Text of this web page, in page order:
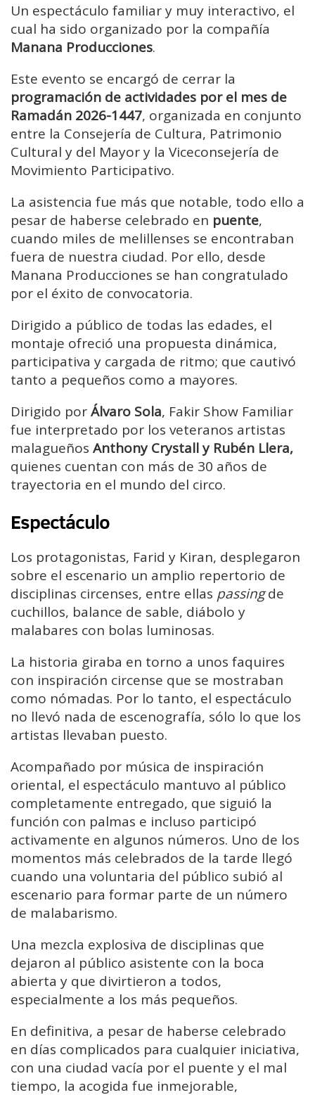
Un espectáculo familiar y muy interactivo, el
cual ha sido organizado por la compañía
Manana Producciones.
Este evento se encargó de cerrar la
programación de actividades por el mes de
Ramadán 2026-1447, organizada en conjunto
entre la Consejería de Cultura, Patrimonio
Cultural y del Mayor y la Viceconsejería de
Movimiento Participativo.
La asistencia fue más que notable, todo ello a
pesar de haberse celebrado en puente,
cuando miles de melillenses se encontraban
fuera de nuestra ciudad. Por ello, desde
Manana Producciones se han congratulado
por el éxito de convocatoria.
Dirigido a público de todas las edades, el
montaje ofreció una propuesta dinámica,
participativa y cargada de ritmo; que cautivó
tanto a pequeños como a mayores.
Dirigido porÁlvaro Sola, Fakir Show Familiar
fue interpretado por los veteranos artistas
malagueños Anthony Crystall y Rubén Llera,
quienes cuentan con más de 30 años de
trayectoria en el mundo del circo.
Espectáculo
Los protagonistas, Farid y Kiran, desplegaron
sobre el escenario un amplio repertorio de
disciplinas circenses, entre ellas passingde
cuchillos, balance de sable, diábolo y
malabares con bolas luminosas.
La historia giraba en torno a unos faquires
con inspiración circense que se mostraban
como nómadas. Por lo tanto, el espectáculo
no llevó nada de escenografía, sólo lo que los
artistas llevaban puesto.
Acompañado por música de inspiración
oriental, el espectáculo mantuvo al público
completamente entregado, que siguió la
función con palmas e incluso participó
activamente en algunos números. Uno de los
momentos más celebrados de la tarde llegó
cuando una voluntaria del público subió al
escenario para formar parte de un número
de malabarismo.
Una mezcla explosiva de disciplinas que
dejaron al público asistente con la boca
abierta y que divirtieron a todos,
especialmente a los más pequeños.
En definitiva, a pesar de haberse celebrado
en días complicados para cualquier iniciativa,
con una ciudad vacía por el puente y el mal
tiempo, la acogida fue inmejorable,